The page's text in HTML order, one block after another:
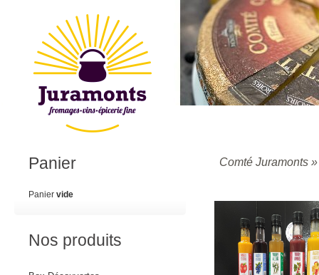
Comté Juramonts
Panier
Panier vide
Nos produits